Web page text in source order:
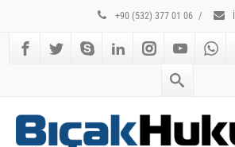
+90 (532) 377 01 06 /